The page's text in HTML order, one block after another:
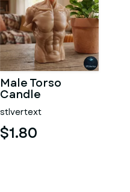
Male Torso
Candle
stlvertext
$1.80